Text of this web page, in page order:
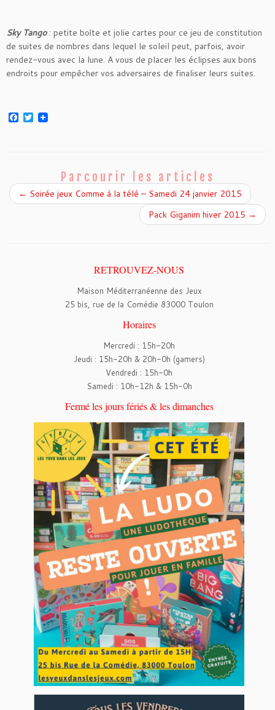
Sky Tango: petite boîte et jolie cartes pour ce jeu de constitution
de suites de nombres dans lequel le soleil peut, parfois, avoir
rendez-vous avec la lune. A vous de placer les éclipses aux bons
endroits pour empêcher vos adversaires de finaliser leurs suites.
F
k
T
w
Parcourir les articles
← Soirée jeux Comme à la télé – Samedi 24 janvier 2015
Pack Giganim hiver 2015 →
RETROUVEZ-NOUS
Maison Méditerranéenne des Jeux
25 bis, rue de la Comédie 83000 Toulon
Horaires
Mercredi : 15h-20h
Jeudi : 15h-20h & 20h-0h (gamers)
Vendredi : 15h-0h
Samedi : 10h-12h & 15h-0h
Fermé les jours fériés & les dimanches